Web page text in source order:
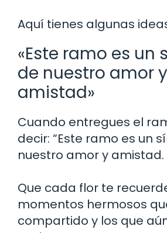
Aquí tienes algunas
«Este ramo es un
de nuestro amor y
amistad»
Cuando entregues el
decir: “Este ramo es un
nuestro amor y amistad.
Que cada flor te
momentos hermosos
compartido y los que